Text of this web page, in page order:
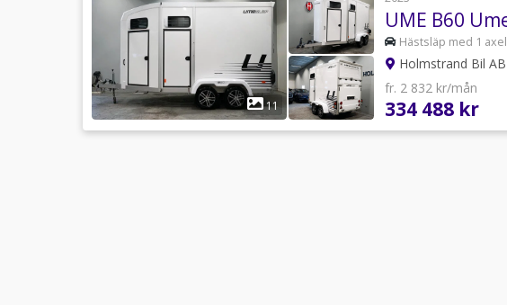
11
Hästsläp med 1 axel
Holmstrand Bil AB
fr. 2 832 kr/mån
334 488 kr